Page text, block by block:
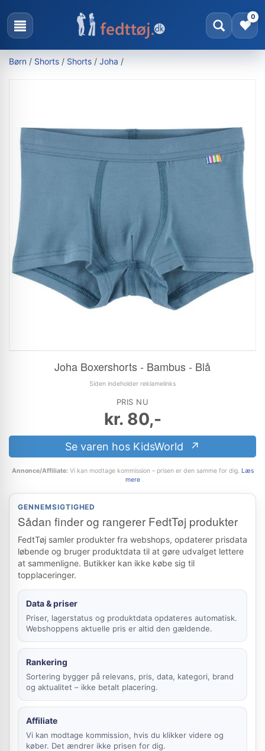
0
Børn / Shorts / Shorts / Joha /
Joha Boxershorts - Bambus - Blå
Siden indeholder reklamelinks
PRIS NU
kr.80,-
Se varen hos KidsWorld
Annonce/Affiliate:Vi kan modtage kommission – prisen er den samme for dig. Læs
mere
GENNEMSIGTIGHED
Sådan finder og rangerer FedtTøj produkter
FedtTøj samler produkter fra webshops, opdaterer prisdata
løbende og bruger produktdata til at gøre udvalget lettere
at sammenligne. Butikker kan ikke købe sig til
topplaceringer.
Data & priser
Priser, lagerstatus og produktdata opdateres automatisk.
Webshoppens aktuelle pris er altid den gældende.
Rankering
Sortering bygger på relevans, pris, data, kategori, brand
og aktualitet – ikke betalt placering.
Affiliate
Vi kan modtage kommission, hvis du klikker videre og
køber. Det ændrer ikke prisen for dig.